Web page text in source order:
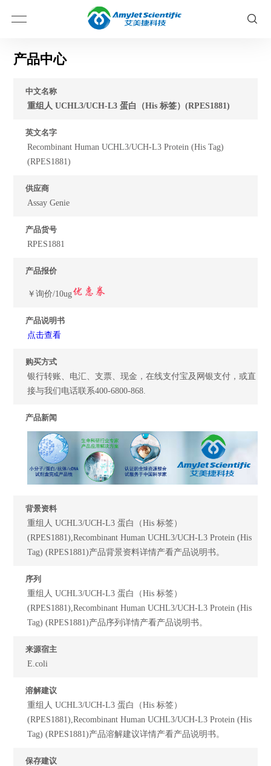
产品中心
中文名称
重组人 UCHL3/UCH-L3 蛋白（His 标签）(RPES1881)
英文名字
Recombinant Human UCHL3/UCH-L3 Protein (His Tag)
(RPES1881)
供应商
Assay Genie
产品货号
RPES1881
产品报价
￥询价/10ug
产品说明书
点击查看
购买方式
银行转账、电汇、支票、现金，在线支付宝及网银支付，或直
接与我们电话联系400-6800-868.
产品新闻
背景资料
重组人 UCHL3/UCH-L3 蛋白（His 标签）
(RPES1881),Recombinant Human UCHL3/UCH-L3 Protein (His
Tag) (RPES1881)产品背景资料详情产看产品说明书。
序列
重组人 UCHL3/UCH-L3 蛋白（His 标签）
(RPES1881),Recombinant Human UCHL3/UCH-L3 Protein (His
Tag) (RPES1881)产品序列详情产看产品说明书。
来源宿主
E.coli
溶解建议
重组人 UCHL3/UCH-L3 蛋白（His 标签）
(RPES1881),Recombinant Human UCHL3/UCH-L3 Protein (His
Tag) (RPES1881)产品溶解建议详情产看产品说明书。
保存建议